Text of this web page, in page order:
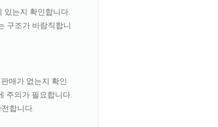
있는지 확인합니다.
구조가 바람직합니
매가 없는지 확인
주의가 필요합니다.
합니다.